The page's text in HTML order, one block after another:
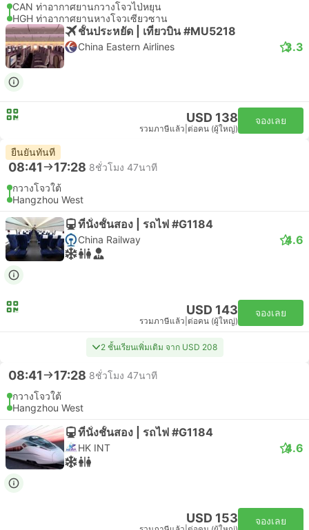
CAN ท่าอากาศยานกวางโจวไป่หยุน
HGH ท่าอากาศยานหางโจวเซียวซาน
ชั้นประหยัด | เที่ยวบิน #MU5218
China Eastern Airlines 3.3
USD 138
รวมภาษีแล้ว ต่อคน (ผู้ใหญ่)
จองเลย
ยืนยันทันที
08:41 17:28 8ชั่วโมง 47นาที
กวางโจวใต้
Hangzhou West
ที่นั่งชั้นสอง | รถไฟ #G1184
China Railway 4.6
USD 143
รวมภาษีแล้ว ต่อคน (ผู้ใหญ่)
จองเลย
2 ชั้นเรียนเพิ่มเติม จาก USD 208
08:41 17:28 8ชั่วโมง 47นาที
กวางโจวใต้
Hangzhou West
ที่นั่งชั้นสอง | รถไฟ #G1184
HK INT 4.6
USD 153 จองเลย